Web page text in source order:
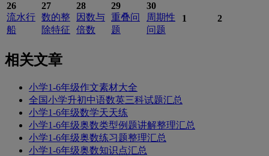
26
流水行
船
27
数的整
除特征
28
因数与
倍数
29
重叠问
题
30
周期性
问题
1 2
相关文章
小学1-6年级作文素材大全
全国小学升初中语数英三科试题汇总
小学1-6年级数学天天练
小学1-6年级奥数类型例题讲解整理汇总
小学1-6年级奥数练习题整理汇总
小学1-6年级奥数知识点汇总